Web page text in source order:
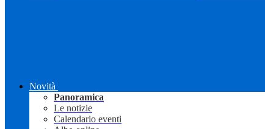
Novità
Panoramica
Le notizie
Calendario eventi